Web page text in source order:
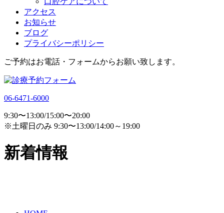
アクセス
お知らせ
ブログ
プライバシーポリシー
ご予約はお電話・フォームからお願い致します。
06-6471-6000
9:30〜13:00/15:00〜20:00
※土曜日のみ 9:30〜13:00/14:00～19:00
新着情報